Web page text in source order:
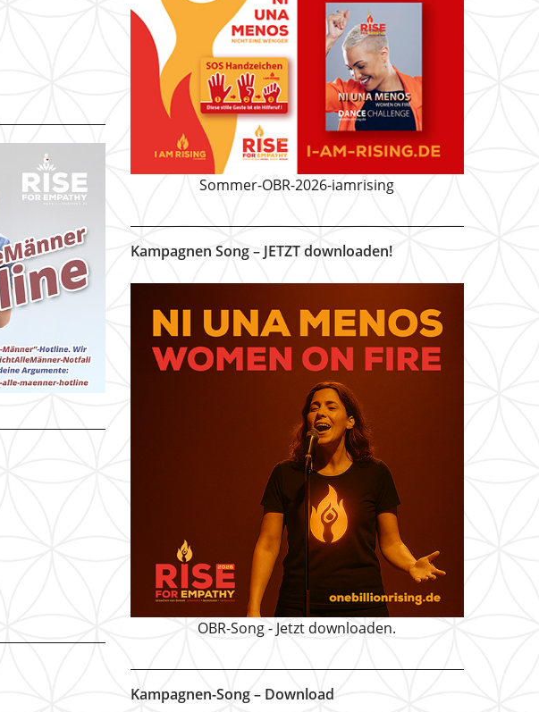
Sommer-OBR-2026-iamrising
Kampagnen Song – JETZT downloaden!
OBR-Song - Jetzt downloaden.
Kampagnen-Song – Download